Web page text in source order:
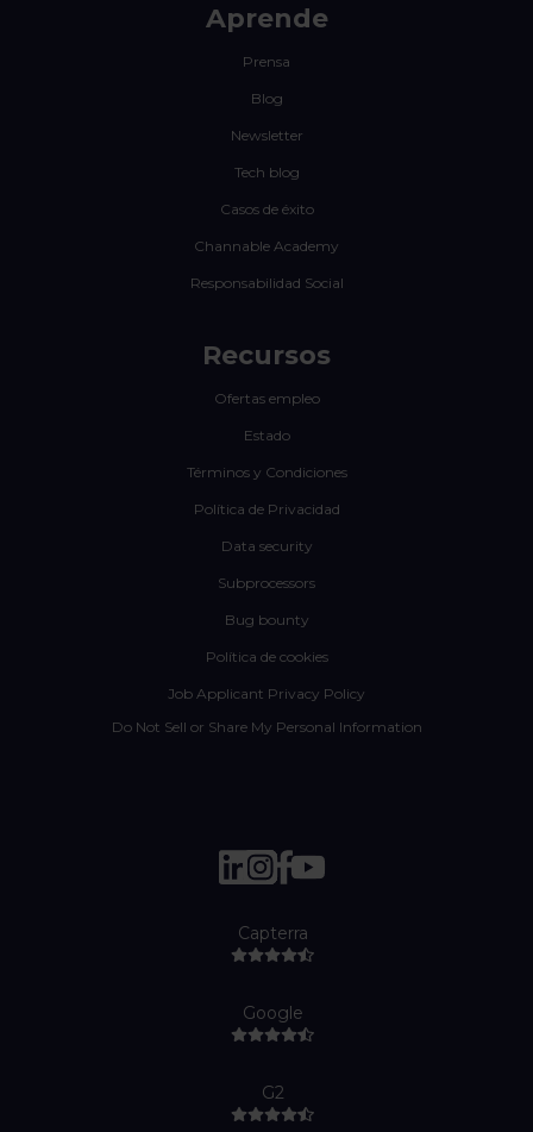
Aprende
Prensa
Blog
Newsletter
Tech blog
Casos de éxito
Channable Academy
Responsabilidad Social
Recursos
Ofertas empleo
Estado
Términos y Condiciones
Política de Privacidad
Data security
Subprocessors
Bug bounty
Política de cookies
Job Applicant Privacy Policy
Do Not Sell or Share My Personal Information
Capterra
Google
G2